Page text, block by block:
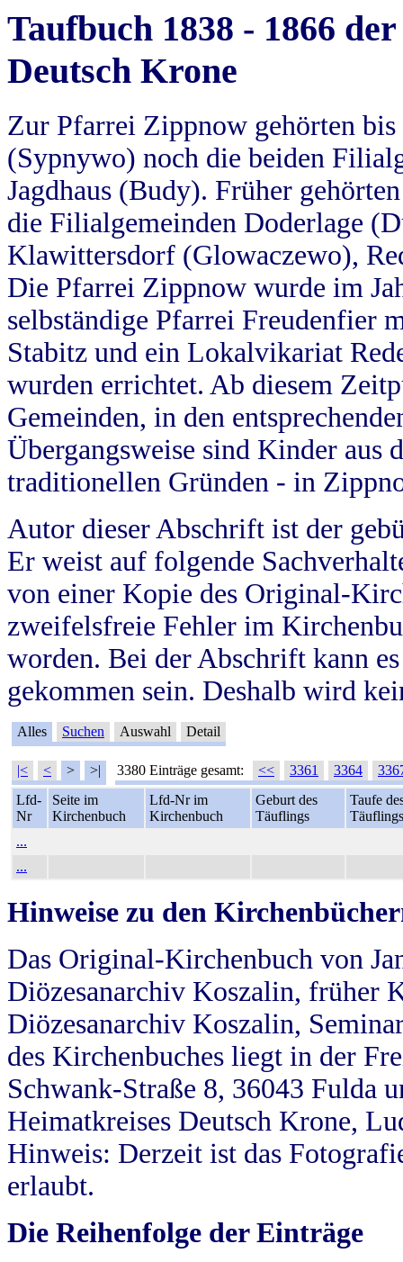
Taufbuch 1838 - 1866
Deutsch Krone
Zur Pfarrei Zippnow gehörten
(Sypnywo) noch die beiden
Jagdhaus (Budy). Früher
die Filialgemeinden Doderlage
Klawittersdorf (Glowaczewo),
Die Pfarrei Zippnow wurde im
selbständige Pfarrei Freudenfier
Stabitz und ein Lokalvikariat
wurden errichtet. Ab diesem
Gemeinden, in den
Übergangsweise sind Kinder aus
traditionellen Gründen - in
Autor dieser Abschrift ist der
Er weist auf folgende
von einer Kopie des Original-
zweifelsfreie Fehler im
worden. Bei der Abschrift kann
gekommen sein. Deshalb wird
Alles Suchen Auswahl Detail
|< < > >| 3380 Einträge gesamt: << 3361 3364
Lfd-
Nr
Seite im
Kirchenbuch
Lfd-Nr im
Kirchenbuch
Geburt des
Täuflings
Taufe
Täuflings
...
...
Hinweise zu den
Das Original-Kirchenbuch von
Diözesanarchiv Koszalin, früher
Diözesanarchiv Koszalin,
des Kirchenbuches liegt in der
Schwank-Straße 8, 36043 Fulda
Heimatkreises Deutsch Krone,
Hinweis: Derzeit ist das
erlaubt.
Die Reihenfolge der Einträge